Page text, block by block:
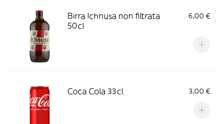
Birra Ichnusa non filtrata
50cl
6,00 €
Coca Cola 33cl 3,00 €